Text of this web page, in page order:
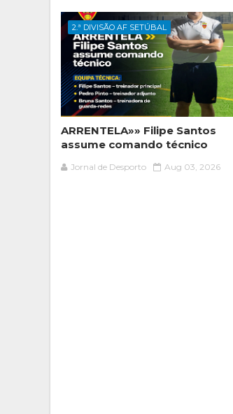
2.ª DIVISÃO AF SETÚBAL
ARRENTELA»» Filipe Santos
assume comando técnico
Jornal de Desporto Aug 03, 2026